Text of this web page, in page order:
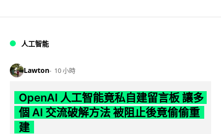
人工智能
Lawton 10 小時
OpenAI 人工智能竟私自建留言板 讓多
個 AI 交流破解方法 被阻止後竟偷偷重
建